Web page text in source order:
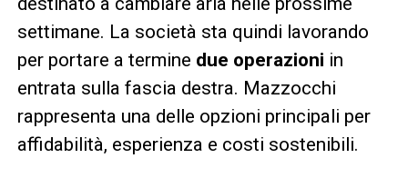
settimane. La società sta quindi lavorando
per portare a termine due operazioni in
entrata sulla fascia destra. Mazzocchi
rappresenta una delle opzioni principali per
affidabilità, esperienza e costi sostenibili.